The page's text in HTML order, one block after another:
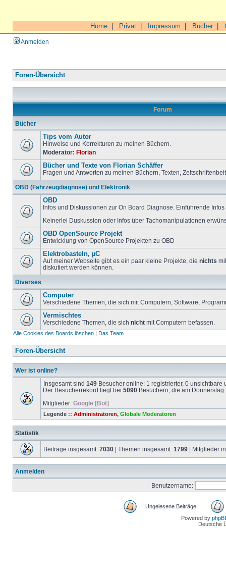
Home Privat Impressum Bücher|
Anmelden
Foren-Übersicht
Forum
Bücher
Tips vom Autor
Hinweise und Korrekturen zu meinen Büchern.
Moderator: Florian
Bücher und Texte von Florian Schäffer
Fragen und Antworten zu meinen Büchern, Texten,
OBD (Fahrzeugdiagnose) und Elektronik
OBD
Infos und Diskussionen zur On Board Diagnose. Einführende
Keinerlei Duskussion oder Infos über Tachomanipulationen
OBD OpenSource Projekt
Entwicklung von OpenSource Projekten zu OBD
Elektrobasteln, µC
Auf meiner Webseite gibt es ein paar kleine Projekte, die nichts
diskutiert werden können.
Diverses
Computer
Verschiedene Themen, die sich mit Computern, Software,
Vermischtes
Verschiedene Themen, die sich nicht mit Computern befassen.
Alle Cookies des Boards löschen | Das Team
Foren-Übersicht
Wer ist online?
Insgesamt sind 149 Besucher online: 1 registrierter, 0
Der Besucherrekord liegt bei 5090 Besuchern, die am
Mitglieder: Google [Bot]
Legende :: Administratoren, Globale Moderatoren
Statistik
Beiträge insgesamt: 7030 | Themen insgesamt: 1799 | Mitglieder
Anmelden
Benutzername:
Ungelesene Beiträge
Powered by
Deutsche